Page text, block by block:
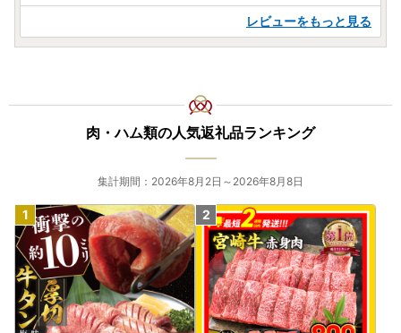
レビューをもっと見る
肉・ハム類の人気返礼品ランキング
集計期間：2026年8月2日～2026年8月8日